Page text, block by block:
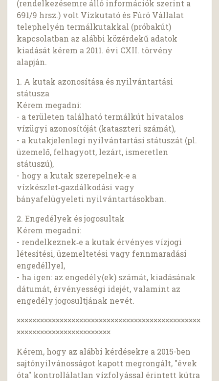
(rendelkezésemre álló információk szerint a
691/9 hrsz.) volt Vízkutató és Fúró Vállalat
telephelyén termálkutakkal (próbakút)
kapcsolatban az alábbi közérdekű adatok
kiadását kérem a 2011. évi CXII. törvény
alapján.
1. A kutak azonosítása és nyilvántartási
státusza
Kérem megadni:
- a területen található termálkút hivatalos
vízügyi azonosítóját (kataszteri számát),
- a kutakjelenlegi nyilvántartási státuszát (pl.
üzemelő, felhagyott, lezárt, ismeretlen
státuszú),
- hogy a kutak szerepelnek‑e a
vízkészlet‑gazdálkodási vagy
bányafelügyeleti nyilvántartásokban.
2. Engedélyek és jogosultak
Kérem megadni:
- rendelkeznek‑e a kutak érvényes vízjogi
létesítési, üzemeltetési vagy fennmaradási
engedéllyel,
- ha igen: az engedély(ek) számát, kiadásának
dátumát, érvényességi idejét, valamint az
engedély jogosultjának nevét.
×××××××××××××××××××××××××××××××××××××××××××××××
××××××××××××××××××××××××
Kérem, hogy az alábbi kérdésekre a 2015-ben
sajtónyilvánosságot kapott megrongált, "évek
óta" kontrollálatlan vízfolyással érintett kútra